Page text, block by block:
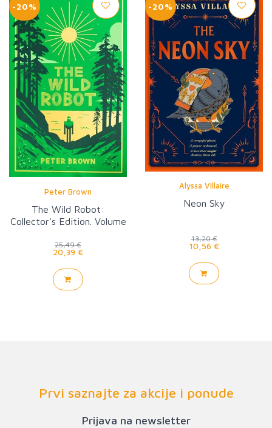
-20%
Peter Brown
The Wild Robot:
Collector's Edition. Volume
25,49 €
20,39 €
-20%
Alyssa Villaire
Neon Sky
13,20 €
10,56 €
Prvi saznajte za akcije i ponude
Prijava na newsletter